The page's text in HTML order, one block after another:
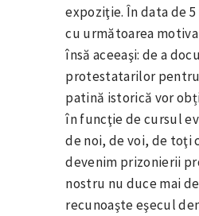
expoziţie. În data de
cu următoarea
însă aceeaşi: de a
protestatarilor
patină istorică vor
în funcţie de cursul
de noi, de voi, de toţi
devenim prizonierii
nostru nu duce mai
recunoaşte eşecul